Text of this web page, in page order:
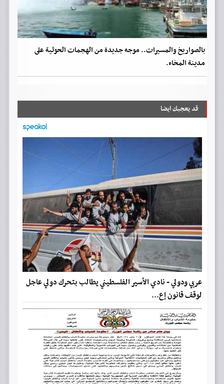
بالصواريخ والمسيرات.. موجه جديدة من الهجمات الحوثية على
مدينة المخاء.
قد يعجبك ايضا
عربي ودولي - نادي الأسير الفلسطيني يطالب بتحرك دولي عاجل
لوقف قانون إع...